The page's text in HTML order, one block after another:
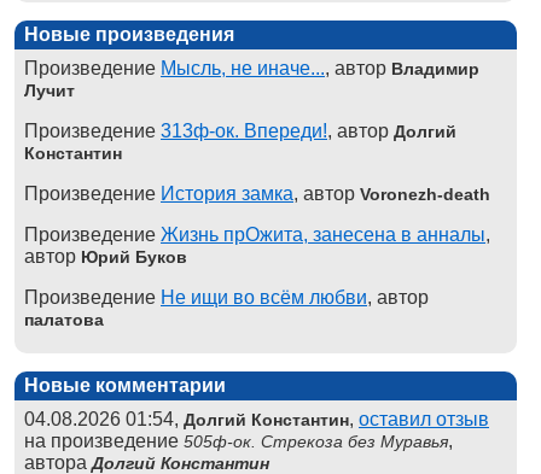
Новые произведения
Произведение Мысль, не иначе..., автор Владимир
Лучит
Произведение 313ф-ок. Впереди!, автор Долгий
Константин
Произведение История замка, автор Voronezh-death
Произведение Жизнь прОжита, занесена в анналы,
автор Юрий Буков
Произведение Не ищи во всём любви, автор
палатова
Новые комментарии
04.08.2026 01:54, Долгий Константин, оставил отзыв
на произведение 505ф-ок. Стрекоза без Муравья,
автораДолгий Константин